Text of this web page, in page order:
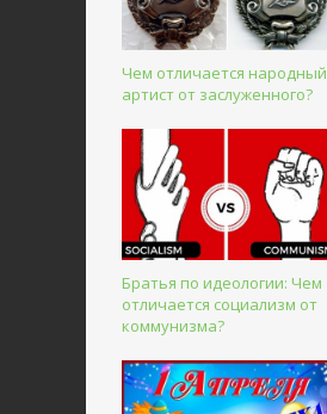
Чем отличается народный
артист от заслуженного?
Братья по идеологии: Чем
отличается социализм от
коммунизма?